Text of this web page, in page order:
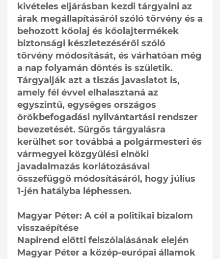
kivételes eljárásban kezdi tárgyalni az
árak megállapításáról szóló törvény és a
behozott kőolaj és kőolajtermékek
biztonsági készletezéséről szóló
törvény módosítását, és várhatóan még
a nap folyamán döntés is születik.
Tárgyalják azt a tiszás javaslatot is,
amely fél évvel elhalasztaná az
egyszintű, egységes országos
örökbefogadási nyilvántartási rendszer
bevezetését. Sürgős tárgyalásra
kerülhet sor továbbá a polgármesteri és
vármegyei közgyűlési elnöki
javadalmazás korlátozásával
összefüggő módosításáról, hogy július
1-jén hatályba léphessen.
Magyar Péter: A cél a politikai bizalom
visszaépítése
Napirend előtti felszólalásának elején
Magyar Péter a közép-európai államok